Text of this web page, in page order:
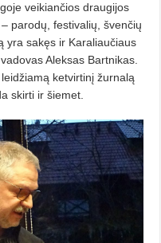
veikiančios draugijos
parodų, festivalių, švenčių
yra sakęs ir Karaliaučiaus
Aleksas Bartnikas.
ketvirtinį žurnalą
skirti ir šiemet.